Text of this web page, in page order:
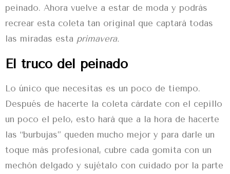
peinado. Ahora vuelve a estar de moda y podrás
recrear esta coleta tan original que captará todas
las miradas esta primavera.
El truco del peinado
Lo único que necesitas es un poco de tiempo.
Después de hacerte la coleta cárdate con el cepillo
un poco el pelo, esto hará que a la hora de hacerte
las “burbujas” queden mucho mejor y para darle un
toque más profesional, cubre cada gomita con un
mechón delgado y sujétalo con cuidado por la parte